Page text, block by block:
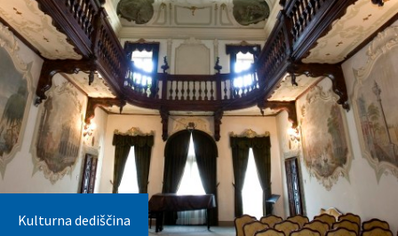
Kulturna dediščina